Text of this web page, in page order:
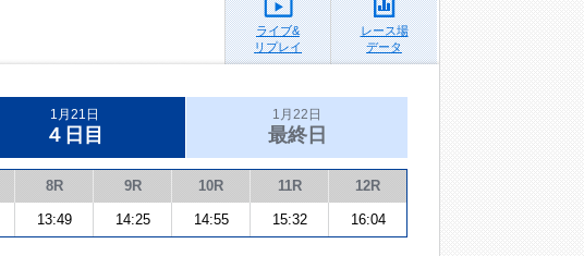
ライブ&
リプレイ
レース場
データ
1月21日
４日目
1月22日
最終日
8R 9R 10R 11R 12R
13:49 14:25 14:55 15:32 16:04